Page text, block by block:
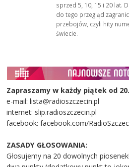
sprzed 5, 10, 15 i 20 lat.
do tego przegląd
przebojów, czyli hity
świecie.
Zapraszamy w każdy piątek od
e-mail: lista@radioszczecin.pl
internet: slip.radioszczecin.pl
facebook: facebook.com/
ZASADY GŁOSOWANIA:
Głosujemy na 20 dowolnych